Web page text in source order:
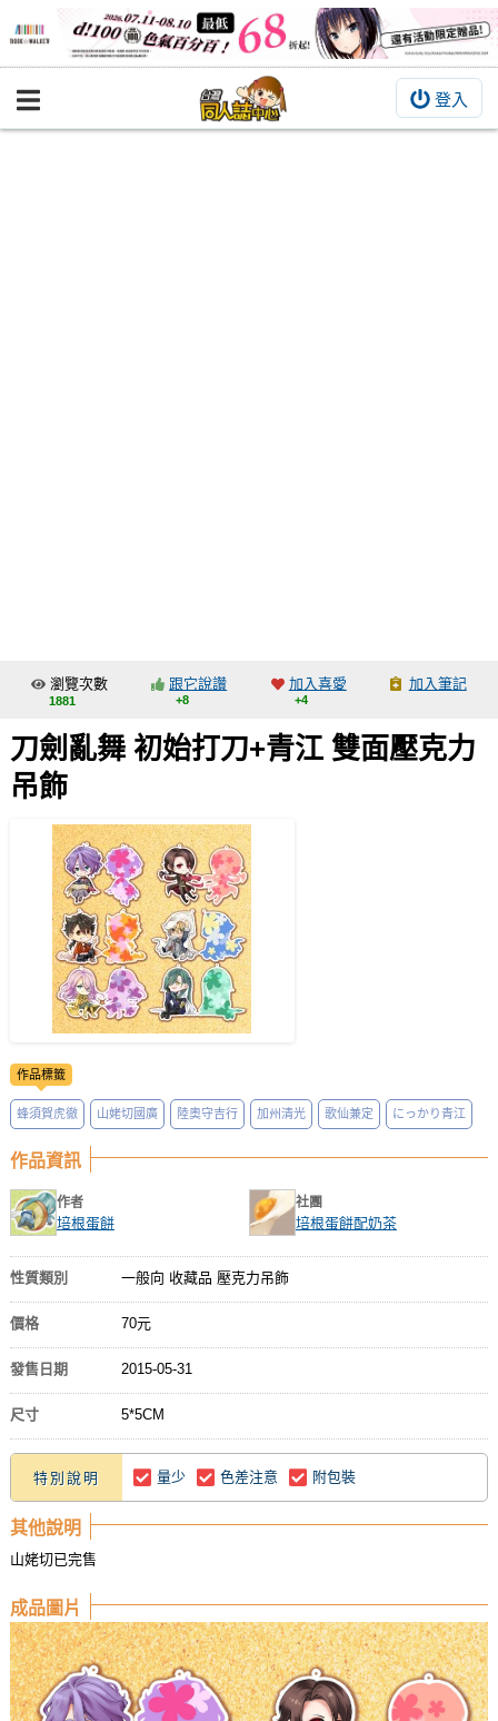
登入
BOOKY書集倉庫
交流中心
攤位轉讓區
會員功能選單
註冊會員
登入
瀏覽次數
1881
跟它說讚
+8
加入喜愛
+4
加入筆記
刀劍亂舞 初始打刀+青江 雙面壓克力
吊飾
作品標籤
蜂須賀虎徹 山姥切國廣 陸奧守吉行 加州清光 歌仙兼定 にっかり青江
作品資訊
作者
培根蛋餅
社團
培根蛋餅配奶茶
性質類別 一般向 收藏品 壓克力吊飾
價格 70元
發售日期 2015-05-31
尺寸 5*5CM
特別說明 量少 色差注意 附包裝
其他說明
山姥切已完售
成品圖片